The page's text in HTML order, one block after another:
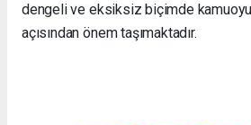
dengeli ve eksiksiz biçimde
açısından önem taşımaktadır.